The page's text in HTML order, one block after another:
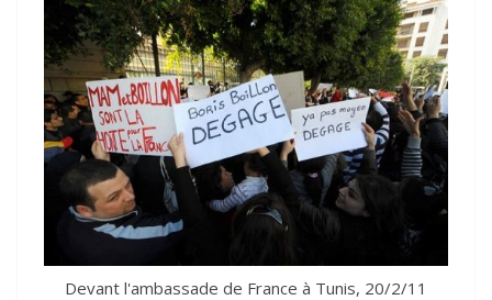
Devant l'ambassade de France à Tunis, 20/2/11